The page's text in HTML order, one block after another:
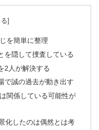
を簡単に整理
を隠して捜査している
2人が解決する
で誠の過去が動き出す
関係している可能性が
化したのは偶然とは考